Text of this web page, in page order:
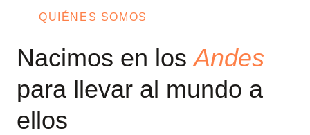
QUIÉNES SOMOS
Nacimos en losAndes
para llevar al mundo a
ellos